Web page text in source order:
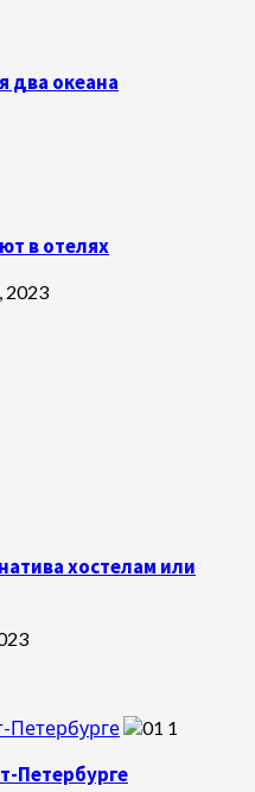
два океана
в отелях
2023
хостелам или
Петербурге 1
Петербурге